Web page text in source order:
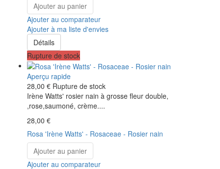
Ajouter au panier
Ajouter au comparateur
Ajouter à ma liste d'envies
Détails
Rupture de stock
Aperçu rapide
28,00 € Rupture de stock
Irène Watts' rosier nain à grosse fleur double,
,rose,saumoné, crème....
28,00 €
Rosa 'Irène Watts' - Rosaceae - Rosier nain
Ajouter au panier
Ajouter au comparateur